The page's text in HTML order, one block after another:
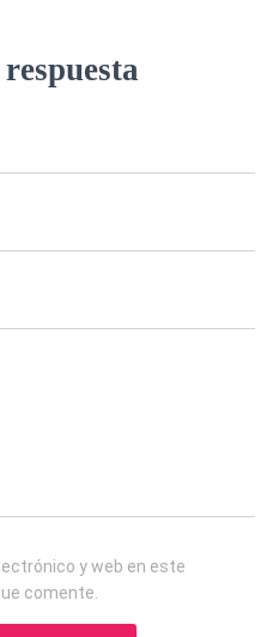
y web en este
comente.